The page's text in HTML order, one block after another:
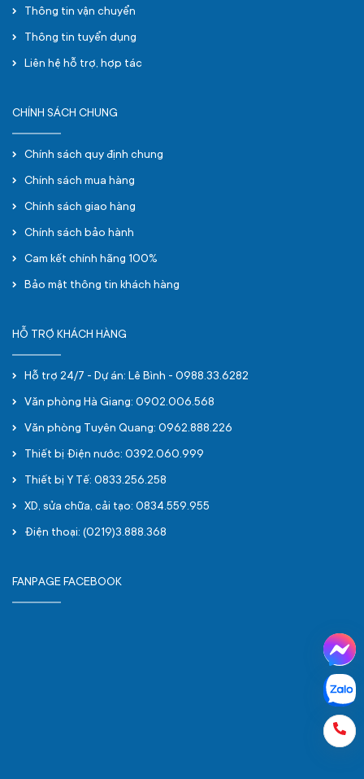
Thông tin vận chuyển
Thông tin tuyển dụng
Liên hệ hỗ trợ, hợp tác
CHÍNH SÁCH CHUNG
Chính sách quy định chung
Chính sách mua hàng
Chính sách giao hàng
Chính sách bảo hành
Cam kết chính hãng 100%
Bảo mật thông tin khách hàng
HỖ TRỢ KHÁCH HÀNG
Hỗ trợ 24/7 - Dự án: Lê Bình - 0988.33.6282
Văn phòng Hà Giang: 0902.006.568
Văn phòng Tuyên Quang: 0962.888.226
Thiết bị Điện nước: 0392.060.999
Thiết bị Y Tế: 0833.256.258
XD, sửa chữa, cải tạo: 0834.559.955
Điện thoại: (0219)3.888.368
FANPAGE FACEBOOK